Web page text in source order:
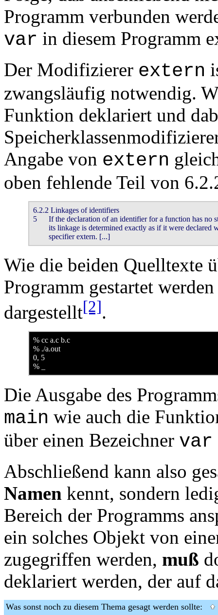
Programm verbunden
var in diesem Programm
Der Modifizierer extern
zwangsläufig notwendig.
Funktion deklariert und
Angabe von extern
oben fehlende Teil von
6.2.2 Linkages of identifiers
5 	If the declaration of an identifier for a function has no storage-class specifier,
	specifier extern. [...]
Wie die beiden Quelltexte
Programm gestartet
dargestellt[2].
% cc a.c b.c
% ./a.out
0, 5
% _
Die Ausgabe des
main wie auch die
über einen Bezeichner var
Abschließend kann also
Namen kennt, sondern
Bereich der Programms
ein solches Objekt von
zugegriffen werden, muß
deklariert werden, der auf
Was sonst noch zu diesem Thema gesagt werden sollte: